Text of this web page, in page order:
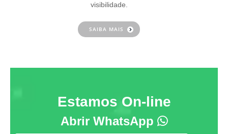
visibilidade.
SAIBA MAIS
Estamos On-line
Abrir WhatsApp